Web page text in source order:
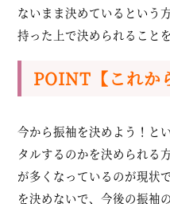
ないまま決めているという
持った上で決められること
POINT【これか
今から振袖を決めよう！と
タルするのかを決められる
が多くなっているのが現状
を決めないで、今後の振袖